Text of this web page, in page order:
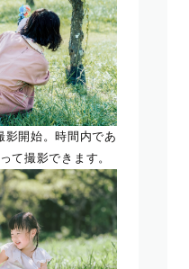
影開始。時間内であ
て撮影できます。